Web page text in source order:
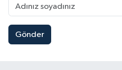
Gönder